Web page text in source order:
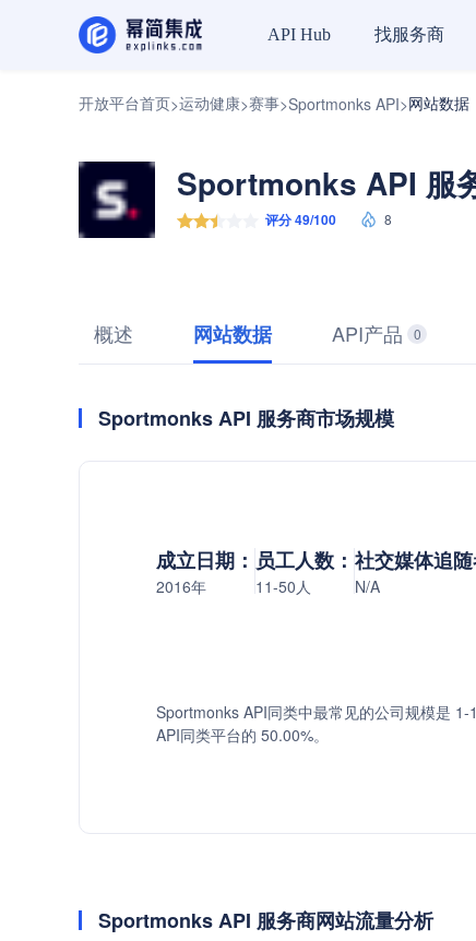
API Hub 找服务商
开放平台首页>运动健康>赛事>Sportmonks API>网站数据
Sportmonks API 服
评分 49/100 8
概述 网站数据 API产品 0
Sportmonks API 服务商市场规模
成立日期：
2016年
员工人数：
11-50人
社交媒体追随
N/A
Sportmonks API同类中最常见的公司规模是
API同类平台的 50.00%。
Sportmonks API 服务商网站流量分析